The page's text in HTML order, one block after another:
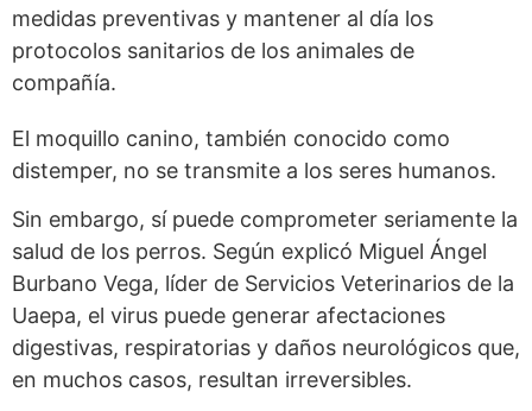
medidas preventivas y mantener al día los
protocolos sanitarios de los animales de
compañía.
El moquillo canino, también conocido como
distemper, no se transmite a los seres humanos.
Sin embargo, sí puede comprometer seriamente la
salud de los perros. Según explicó Miguel Ángel
Burbano Vega, líder de Servicios Veterinarios de la
Uaepa, el virus puede generar afectaciones
digestivas, respiratorias y daños neurológicos que,
en muchos casos, resultan irreversibles.